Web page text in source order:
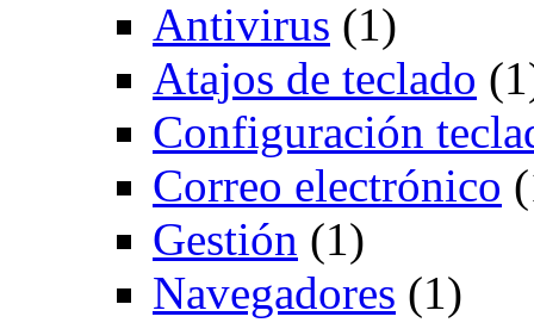
Antivirus (1)
Atajos de teclado
Configuración
Correo electrónico
Gestión (1)
Navegadores (1)